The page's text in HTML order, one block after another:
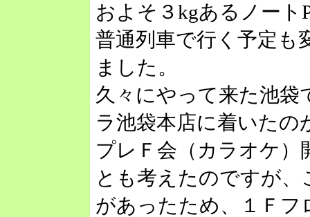
およそ３kgあるノート
普通列車で行く予定も
ました。
久々にやって来た池袋
ラ池袋本店に着いたの
プレＦ会（カラオケ）
とも考えたのですが
があったため、１Ｆ